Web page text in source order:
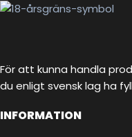
För att kunna handla
du enligt svensk lag ha
INFORMATION